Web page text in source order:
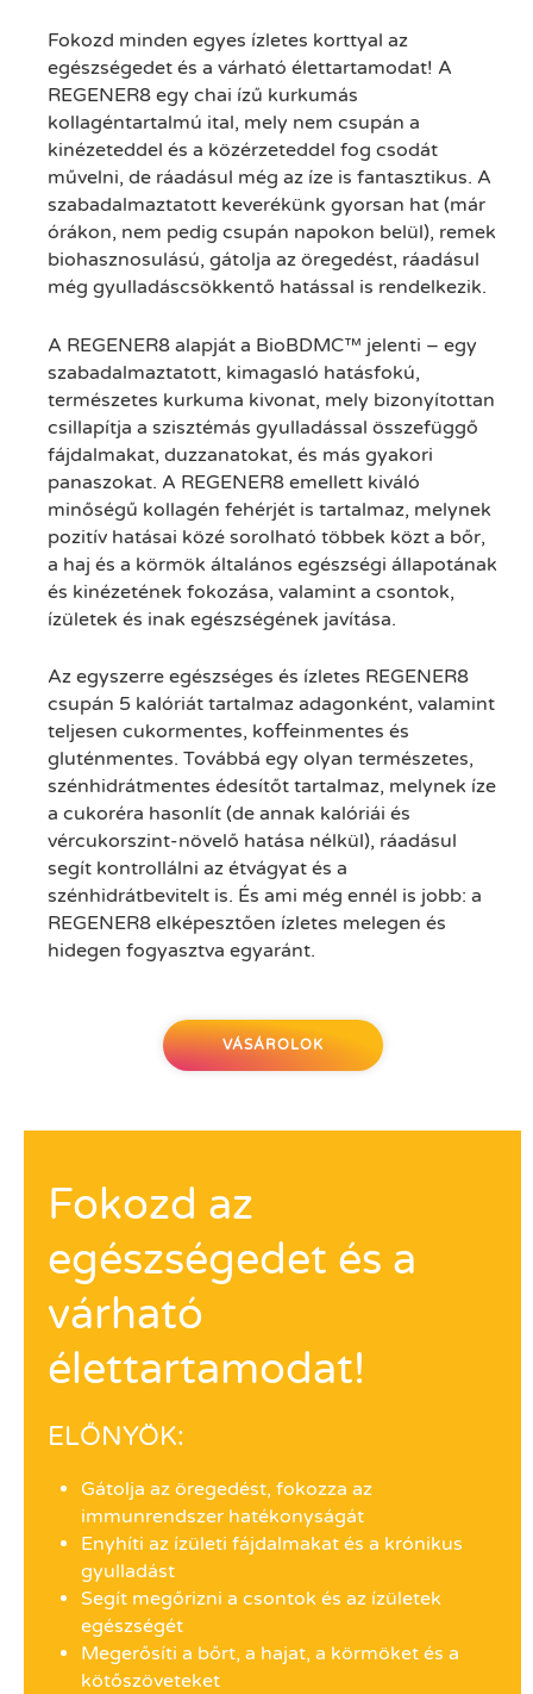
Fokozd minden egyes ízletes korttyal az
egészségedet és a várható élettartamodat! A
REGENER8 egy chai ízű kurkumás
kollagéntartalmú ital, mely nem csupán a
kinézeteddel és a közérzeteddel fog csodát
művelni, de ráadásul még az íze is fantasztikus. A
szabadalmaztatott keverékünk gyorsan hat (már
órákon, nem pedig csupán napokon belül), remek
biohasznosulású, gátolja az öregedést, ráadásul
még gyulladáscsökkentő hatással is rendelkezik.
A REGENER8 alapját a BioBDMC™ jelenti – egy
szabadalmaztatott, kimagasló hatásfokú,
természetes kurkuma kivonat, mely bizonyítottan
csillapítja a szisztémás gyulladással összefüggő
fájdalmakat, duzzanatokat, és más gyakori
panaszokat. A REGENER8 emellett kiváló
minőségű kollagén fehérjét is tartalmaz, melynek
pozitív hatásai közé sorolható többek közt a bőr,
a haj és a körmök általános egészségi állapotának
és kinézetének fokozása, valamint a csontok,
ízületek és inak egészségének javítása.
Az egyszerre egészséges és ízletes REGENER8
csupán 5 kalóriát tartalmaz adagonként, valamint
teljesen cukormentes, koffeinmentes és
gluténmentes. Továbbá egy olyan természetes,
szénhidrátmentes édesítőt tartalmaz, melynek íze
a cukoréra hasonlít (de annak kalóriái és
vércukorszint-növelő hatása nélkül), ráadásul
segít kontrollálni az étvágyat és a
szénhidrátbevitelt is. És ami még ennél is jobb: a
REGENER8 elképesztően ízletes melegen és
hidegen fogyasztva egyaránt.
VÁSÁROLOK
Fokozd az
egészségedet és a
várható
élettartamodat!
ELŐNYÖK:
Gátolja az öregedést, fokozza az
immunrendszer hatékonyságát
Enyhíti az ízületi fájdalmakat és a krónikus
gyulladást
Segít megőrizni a csontok és az ízületek
egészségét
Megerősíti a bőrt, a hajat, a körmöket és a
kötőszöveteket